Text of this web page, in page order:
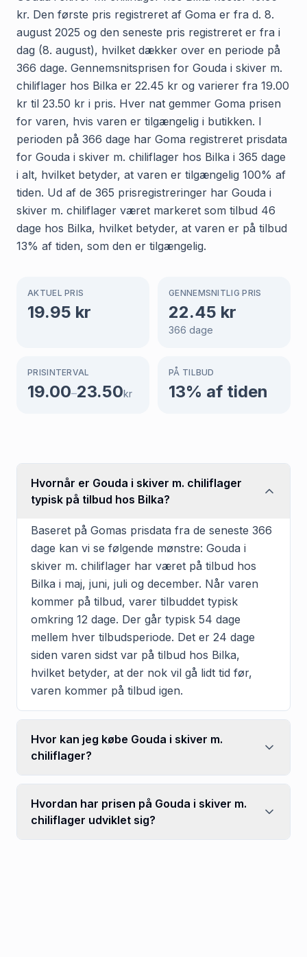
kr. Den første pris registreret af Goma er fra d. 8.
august 2025 og den seneste pris registreret er fra i
dag (8. august), hvilket dækker over en periode på
366 dage. Gennemsnitsprisen for Gouda i skiver m.
chiliflager hos Bilka er 22.45 kr og varierer fra 19.00
kr til 23.50 kr i pris. Hver nat gemmer Goma prisen
for varen, hvis varen er tilgængelig i butikken. I
perioden på 366 dage har Goma registreret prisdata
for Gouda i skiver m. chiliflager hos Bilka i 365 dage
i alt, hvilket betyder, at varen er tilgængelig 100% af
tiden. Ud af de 365 prisregistreringer har Gouda i
skiver m. chiliflager været markeret som tilbud 46
dage hos Bilka, hvilket betyder, at varen er på tilbud
13% af tiden, som den er tilgængelig.
AKTUEL PRIS
19.95 kr
GENNEMSNITLIG PRIS
22.45 kr
366 dage
PRISINTERVAL
19.00–23.50kr
PÅ TILBUD
13% af tiden
Hvornår er Gouda i skiver m. chiliflager
typisk på tilbud hos Bilka?
Baseret på Gomas prisdata fra de seneste 366
dage kan vi se følgende mønstre: Gouda i
skiver m. chiliflager har været på tilbud hos
Bilka i maj, juni, juli og december. Når varen
kommer på tilbud, varer tilbuddet typisk
omkring 12 dage. Der går typisk 54 dage
mellem hver tilbudsperiode. Det er 24 dage
siden varen sidst var på tilbud hos Bilka,
hvilket betyder, at der nok vil gå lidt tid før,
varen kommer på tilbud igen.
Hvor kan jeg købe Gouda i skiver m.
chiliflager?
Hvordan har prisen på Gouda i skiver m.
chiliflager udviklet sig?